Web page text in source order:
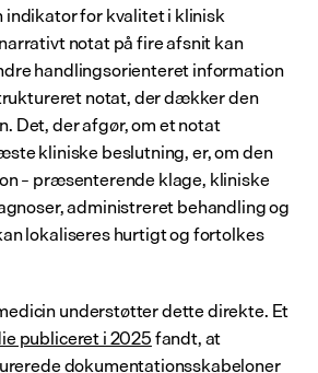
for kvalitet i klinisk
notat på fire afsnit kan
handlingsorienteret information
notat, der dækker den
Det, der afgør, om et notat
kliniske beslutning, er, om den
– præsenterende klage, kliniske
administreret behandling og
lokaliseres hurtigt og fortolkes
publiceret i 2025 fandt, at
dokumentationsskabeloner